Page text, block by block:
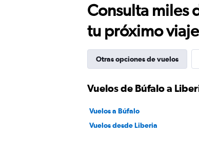
Consulta miles
tu próximo viaje
Otras opciones de vuelos
Vuelos de Búfalo a
Vuelos a Búfalo
Vuelos desde Liberia